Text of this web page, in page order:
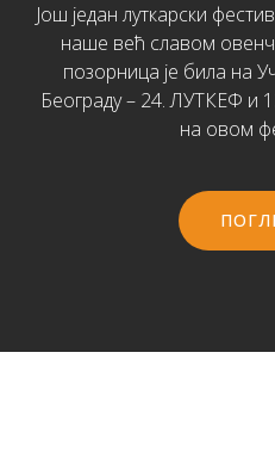
Још један луткарски
наше већ славом
позорница је била на
Београду – 24. ЛУТКЕФ и
на овом